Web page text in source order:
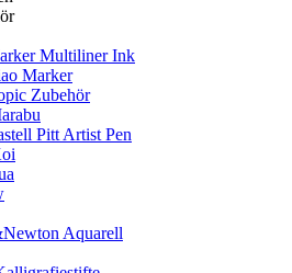
Multiliner Ink
Marker
Zubehör
Pitt Artist Pen
Aquarell